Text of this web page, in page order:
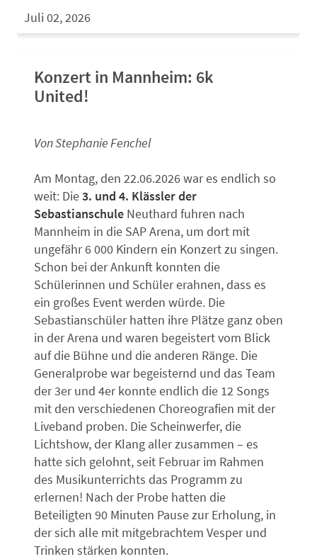
Juli 02, 2026
Konzert in Mannheim: 6k
United!
Von Stephanie Fenchel
Am Montag, den 22.06.2026 war es endlich so
weit: Die3. und 4. Klässler der
Sebastianschule Neuthard fuhren nach
Mannheim in die SAP Arena, um dort mit
ungefähr 6 000 Kindern ein Konzert zu singen.
Schon bei der Ankunft konnten die
Schülerinnen und Schüler erahnen, dass es
ein großes Event werden würde. Die
Sebastianschüler hatten ihre Plätze ganz oben
in der Arena und waren begeistert vom Blick
auf die Bühne und die anderen Ränge. Die
Generalprobe war begeisternd und das Team
der 3er und 4er konnte endlich die 12 Songs
mit den verschiedenen Choreografien mit der
Liveband proben. Die Scheinwerfer, die
Lichtshow, der Klang aller zusammen – es
hatte sich gelohnt, seit Februar im Rahmen
des Musikunterrichts das Programm zu
erlernen! Nach der Probe hatten die
Beteiligten 90 Minuten Pause zur Erholung, in
der sich alle mit mitgebrachtem Vesper und
Trinken stärken konnten.